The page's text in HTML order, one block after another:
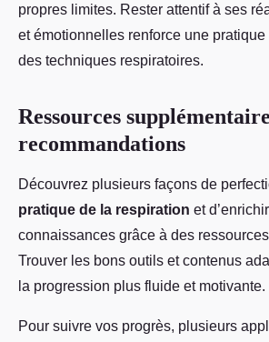
propres limites. Rester attentif à ses
et émotionnelles renforce une
des techniques respiratoires.
Ressources
recommandations
Découvrez plusieurs façons de
pratique de la respiration et
connaissances grâce à des
Trouver les bons outils et contenus
la progression plus fluide et motivante.
Pour suivre vos progrès, plusieurs